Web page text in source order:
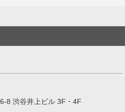
8 渋谷井上ビル 3F・4F